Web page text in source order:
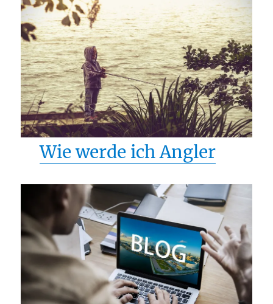
Wie werde ich Angler